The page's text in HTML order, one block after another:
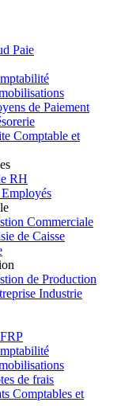
Paie
de Paiement
Comptable et
RH
Employés
Commerciale
de Caisse
de Production
Industrie
de frais
Comptables et